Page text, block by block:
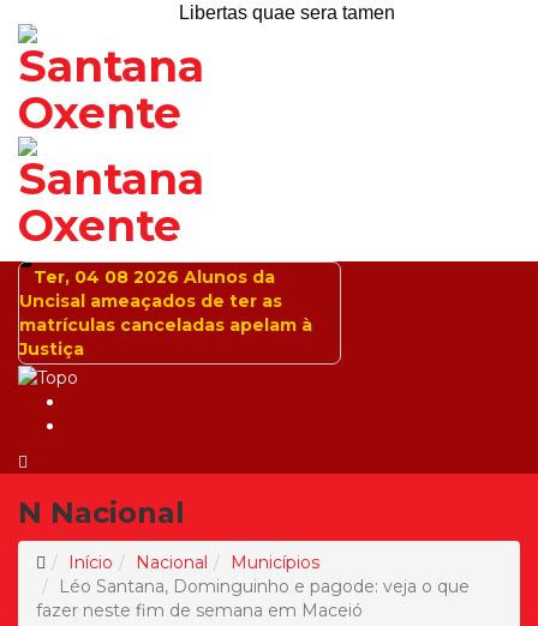
Libertas quae sera tamen
Ter, 04 08 2026 Alunos da
Uncisal ameaçados de ter as
matrículas canceladas apelam à
Justiça
N Nacional
Início Nacional
Municípios
Léo Santana, Dominguinho e pagode: veja o que
fazer neste fim de semana em Maceió